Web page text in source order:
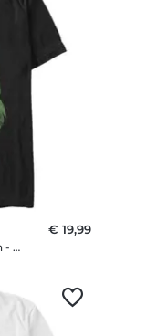
Disney - Der König der Löwen - Scar Watercolor - Männer T-Shirt
€ 19,99